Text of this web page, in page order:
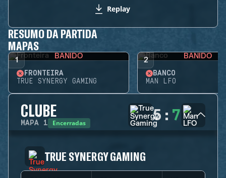
Replay
RESUMO DA PARTIDA
MAPAS
1 BANIDO
FRONTEIRA
TRUE SYNERGY GAMING
2 BANIDO
BANCO
MAN LFO
CLUBE
MAPA 1 Encerradas 5 : 7
TRUE SYNERGY GAMING